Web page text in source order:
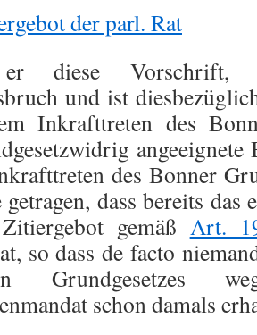
der parl. Rat
diese Vorschrift,
und ist
Inkrafttreten des
angeeignete
des Bonner
dass bereits das
gemäß Art.
so dass de facto
Grundgesetzes
schon damals